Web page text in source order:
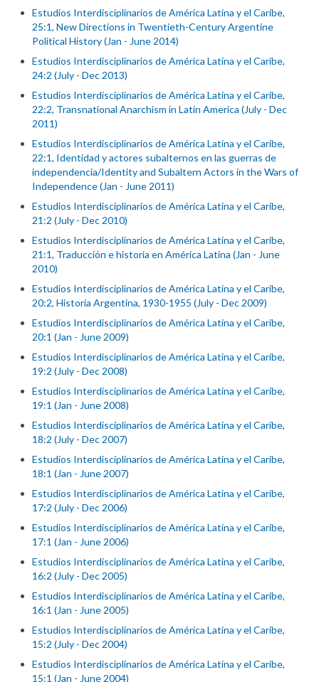
Estudios Interdisciplinarios de América Latina y el Caribe,
25:1, New Directions in Twentieth-Century Argentine
Political History (Jan - June 2014)
Estudios Interdisciplinarios de América Latina y el Caribe,
24:2 (July - Dec 2013)
Estudios Interdisciplinarios de América Latina y el Caribe,
22:2, Transnational Anarchism in Latin America (July - Dec
2011)
Estudios Interdisciplinarios de América Latina y el Caribe,
22:1, Identidad y actores subalternos en las guerras de
independencia/Identity and Subaltern Actors in the Wars of
Independence (Jan - June 2011)
Estudios Interdisciplinarios de América Latina y el Caribe,
21:2 (July - Dec 2010)
Estudios Interdisciplinarios de América Latina y el Caribe,
21:1, Traducción e historia en América Latina (Jan - June
2010)
Estudios Interdisciplinarios de América Latina y el Caribe,
20:2, Historia Argentina, 1930-1955 (July - Dec 2009)
Estudios Interdisciplinarios de América Latina y el Caribe,
20:1 (Jan - June 2009)
Estudios Interdisciplinarios de América Latina y el Caribe,
19:2 (July - Dec 2008)
Estudios Interdisciplinarios de América Latina y el Caribe,
19:1 (Jan - June 2008)
Estudios Interdisciplinarios de América Latina y el Caribe,
18:2 (July - Dec 2007)
Estudios Interdisciplinarios de América Latina y el Caribe,
18:1 (Jan - June 2007)
Estudios Interdisciplinarios de América Latina y el Caribe,
17:2 (July - Dec 2006)
Estudios Interdisciplinarios de América Latina y el Caribe,
17:1 (Jan - June 2006)
Estudios Interdisciplinarios de América Latina y el Caribe,
16:2 (July - Dec 2005)
Estudios Interdisciplinarios de América Latina y el Caribe,
16:1 (Jan - June 2005)
Estudios Interdisciplinarios de América Latina y el Caribe,
15:2 (July - Dec 2004)
Estudios Interdisciplinarios de América Latina y el Caribe,
15:1 (Jan - June 2004)